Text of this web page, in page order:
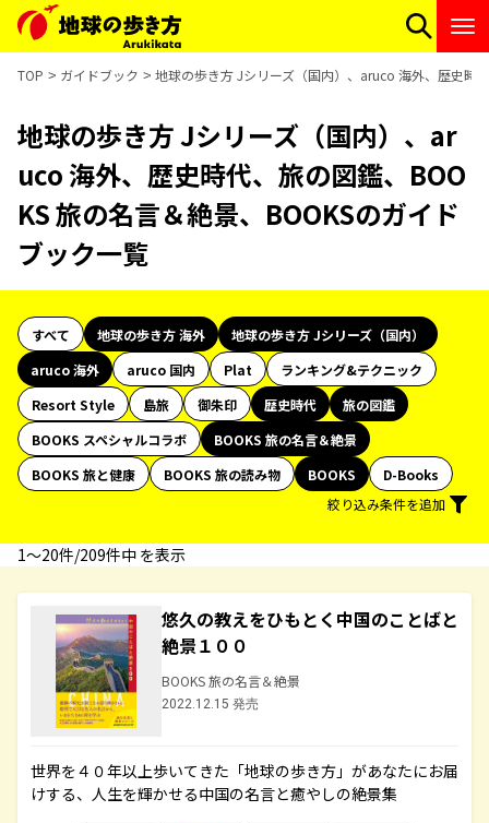
TOP ガイドブック 地球の歩き方 Jシリーズ（国内）、aruco 海外、歴史時
地球の歩き方 Jシリーズ（国内）、ar
uco 海外、歴史時代、旅の図鑑、BOO
KS 旅の名言＆絶景、BOOKSのガイド
ブック一覧
すべて 地球の歩き方 海外
地球の歩き方 Jシリーズ（国内）
aruco 海外
aruco 国内 Plat
ランキング&テクニック
Resort Style
島旅 御朱印 歴史時代
旅の図鑑
BOOKS スペシャルコラボ
BOOKS 旅の名言＆絶景
BOOKS 旅と健康
BOOKS 旅の読み物 BOOKS
D-Books
絞り込み条件を追加
1〜20件/209件中 を表示
悠久の教えをひもとく中国のことばと
絶景１００
BOOKS 旅の名言＆絶景
2022.12.15 発売
世界を４０年以上歩いてきた「地球の歩き方」があなたにお届
けする、人生を輝かせる中国の名言と癒やしの絶景集